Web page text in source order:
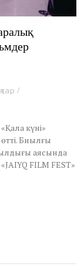
/
күні»
Биылғы
аясында
FILM FEST»